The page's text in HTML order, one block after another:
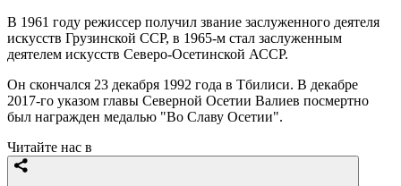
В 1961 году режиссер получил звание заслуженного деятеля
искусств Грузинской ССР, в 1965-м стал заслуженным
деятелем искусств Северо-Осетинской АССР.
Он скончался 23 декабря 1992 года в Тбилиси. В декабре
2017-го указом главы Северной Осетии Валиев посмертно
был награжден медалью "Во Славу Осетии".
Читайте нас в